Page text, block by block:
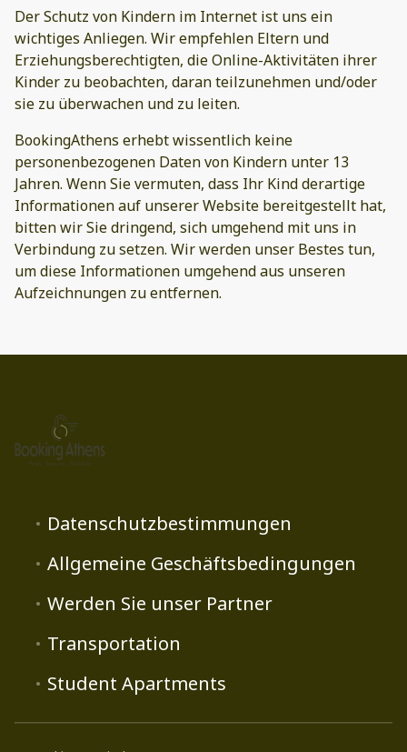
Der Schutz von Kindern im Internet ist uns ein
wichtiges Anliegen. Wir empfehlen Eltern und
Erziehungsberechtigten, die Online-Aktivitäten ihrer
Kinder zu beobachten, daran teilzunehmen und/oder
sie zu überwachen und zu leiten.
BookingAthens erhebt wissentlich keine
personenbezogenen Daten von Kindern unter 13
Jahren. Wenn Sie vermuten, dass Ihr Kind derartige
Informationen auf unserer Website bereitgestellt hat,
bitten wir Sie dringend, sich umgehend mit uns in
Verbindung zu setzen. Wir werden unser Bestes tun,
um diese Informationen umgehend aus unseren
Aufzeichnungen zu entfernen.
Datenschutzbestimmungen
Allgemeine Geschäftsbedingungen
Werden Sie unser Partner
Transportation
Student Apartments